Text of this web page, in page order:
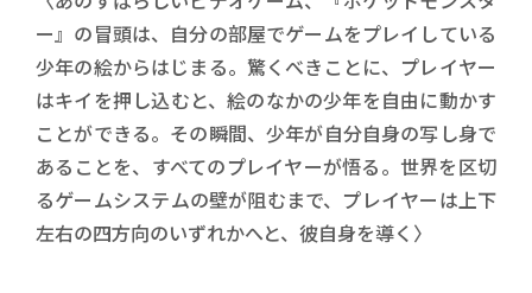
ー』の冒頭は、自分の部屋でゲームをプレイしている
少年の絵からはじまる。驚くべきことに、プレイヤー
はキイを押し込むと、絵のなかの少年を自由に動かす
ことができる。その瞬間、少年が自分自身の写し身で
あることを、すべてのプレイヤーが悟る。世界を区切
るゲームシステムの壁が阻むまで、プレイヤーは上下
左右の四方向のいずれかへと、彼自身を導く〉